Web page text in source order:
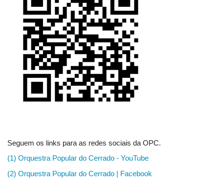
Seguem os links para as redes sociais da OPC.
(1) Orquestra Popular do Cerrado - YouTube
(2) Orquestra Popular do Cerrado | Facebook